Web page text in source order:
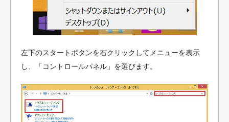
左下のスタートボタンを右クリックしてメニューを表示
し、「コントロールパネル」を選びます。